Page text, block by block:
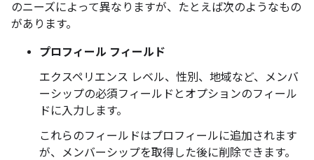
のニーズによって異なりますが、たとえば次のようなもの
があります。
プロフィール フィールド
エクスペリエンス レベル、性別、地域など、メンバ
ーシップの必須フィールドとオプションのフィール
ドに入力します。
これらのフィールドはプロフィールに追加されます
が、メンバーシップを取得した後に削除できます。